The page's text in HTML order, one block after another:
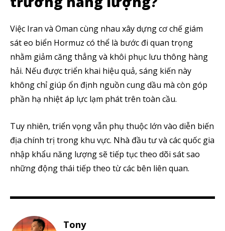
Việc Iran và Oman cùng nhau xây dựng cơ chế giám
sát eo biển Hormuz có thể là bước đi quan trọng
nhằm giảm căng thẳng và khôi phục lưu thông hàng
hải. Nếu được triển khai hiệu quả, sáng kiến này
không chỉ giúp ổn định nguồn cung dầu mà còn góp
phần hạ nhiệt áp lực lạm phát trên toàn cầu.
Tuy nhiên, triển vọng vẫn phụ thuộc lớn vào diễn biến
địa chính trị trong khu vực. Nhà đầu tư và các quốc gia
nhập khẩu năng lượng sẽ tiếp tục theo dõi sát sao
những động thái tiếp theo từ các bên liên quan.
Tony